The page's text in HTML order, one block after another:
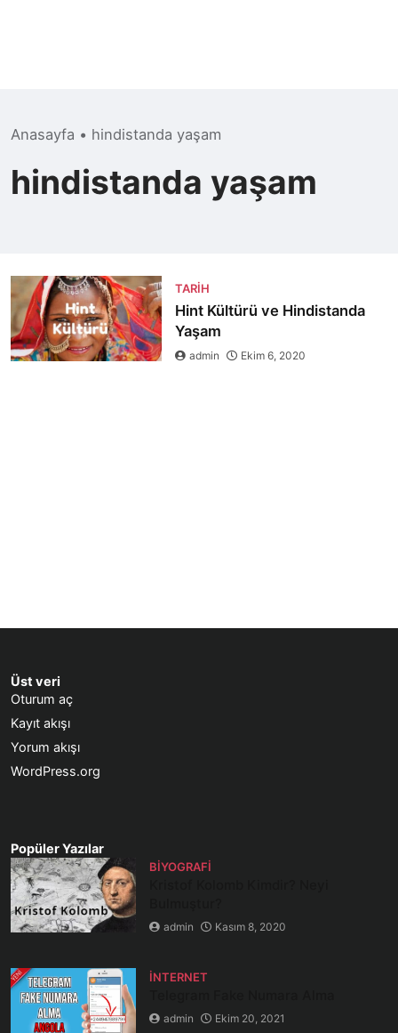
Anasayfa • hindistanda yaşam
hindistanda yaşam
TARIH
Hint Kültürü ve Hindistanda
Yaşam
admin Ekim 6, 2020
Üst veri
Oturum aç
Kayıt akışı
Yorum akışı
WordPress.org
Popüler Yazılar
BIYOGRAFI
admin Kasım 8, 2020
İNTERNET
admin Ekim 20, 2021